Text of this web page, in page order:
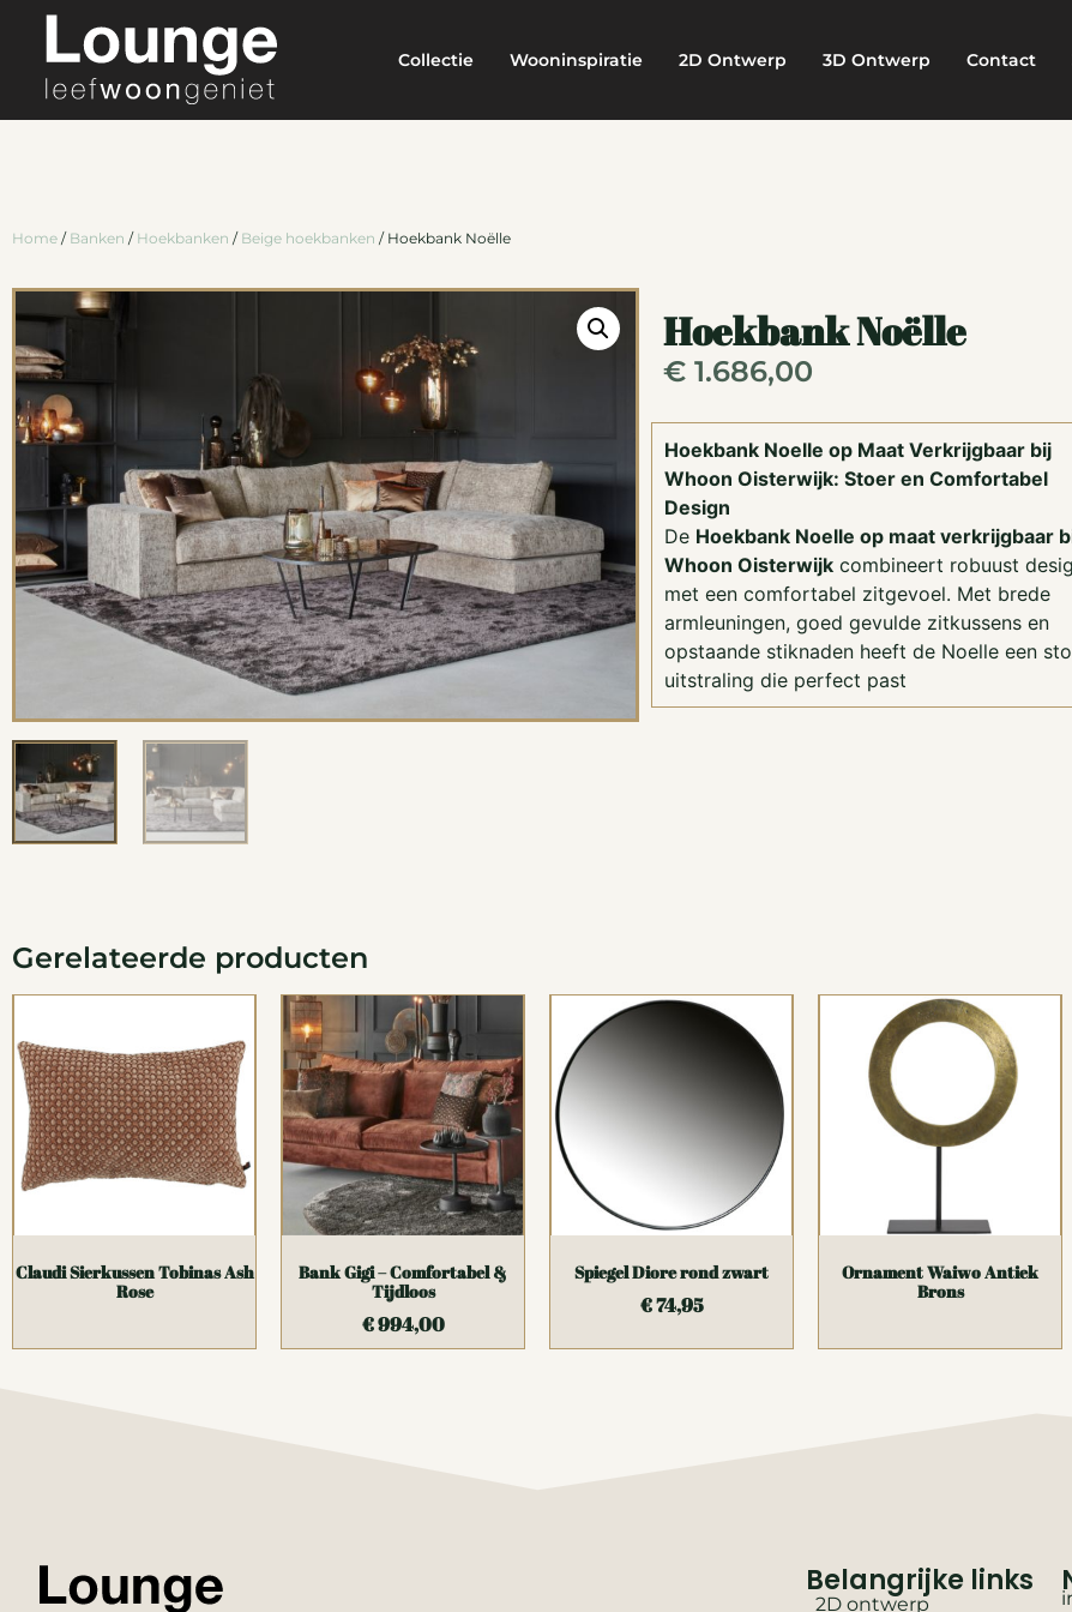
Collectie Wooninspiratie 2D Ontwerp 3D Ontwerp Contact
Home / Banken / Hoekbanken / Beige hoekbanken / Hoekbank Noëlle
Hoekbank Noëlle
€1.686,00
Hoekbank Noelle op Maat Verkrijgbaar bij
Whoon Oisterwijk: Stoer en Comfortabel
Design
De Hoekbank Noelle op maat verkrijgbaar
Whoon Oisterwijkcombineert robuust
met een comfortabel zitgevoel. Met brede
armleuningen, goed gevulde zitkussens en
opstaande stiknaden heeft de Noelle een
uitstraling die perfect past
Gerelateerde producten
Claudi Sierkussen Tobinas Ash
Rose
Bank Gigi – Comfortabel &
Tijdloos
€994,00
Spiegel Diore rond zwart
€74,95
Ornament Waiwo Antiek
Brons
Belangrijke links
2D ontwerp